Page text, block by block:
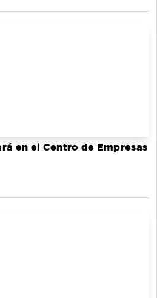
en el Centro de Empresas